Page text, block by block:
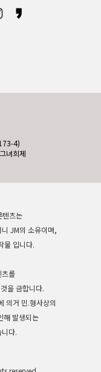
4)
녀희제
텐츠는
JM의 소유이며,
물 입니다.
를
을 금합니다.
의거 민.형사상의
해 발생되는
다.